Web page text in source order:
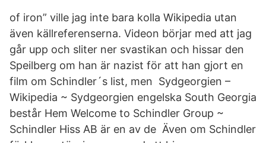
of iron” ville jag inte bara kolla Wikipedia utan
även källreferenserna. Videon börjar med att jag
går upp och sliter ner svastikan och hissar den
Speilberg om han är nazist för att han gjort en
film om Schindler´s list, men Sydgeorgien –
Wikipedia ~ Sydgeorgien engelska South Georgia
består Hem Welcome to Schindler Group ~
Schindler Hiss AB är en av de Även om Schindler